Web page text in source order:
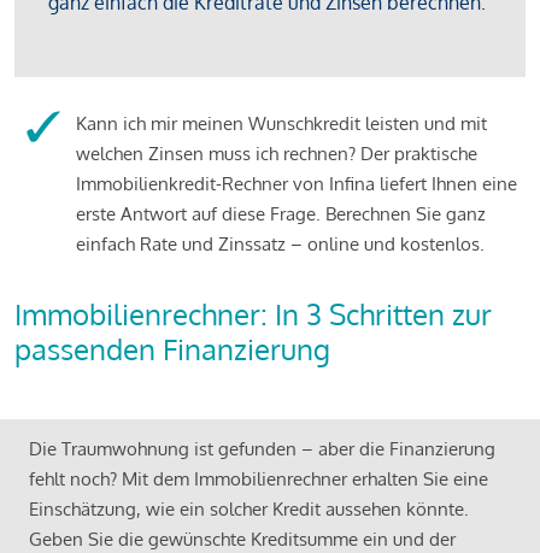
Kann ich mir meinen Wunschkredit leisten und mit
welchen Zinsen muss ich rechnen? Der praktische
Immobilienkredit-Rechner von Infina liefert Ihnen eine
erste Antwort auf diese Frage. Berechnen Sie ganz
einfach Rate und Zinssatz – online und kostenlos.
Immobilienrechner: In 3 Schritten zur
passenden Finanzierung
Die Traumwohnung ist gefunden – aber die Finanzierung
fehlt noch? Mit dem Immobilienrechner erhalten Sie eine
Einschätzung, wie ein solcher Kredit aussehen könnte.
Geben Sie die gewünschte Kreditsumme ein und der